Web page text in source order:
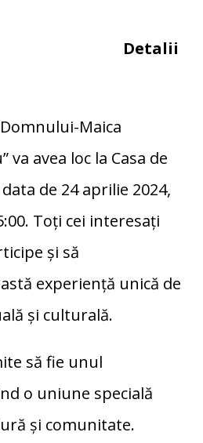
Maica
avea loc la Casa de
de 24 aprilie 2024,
Toți cei interesați
și să
experiență unică de
și culturală.
să fie unul
o uniune specială
și comunitate.